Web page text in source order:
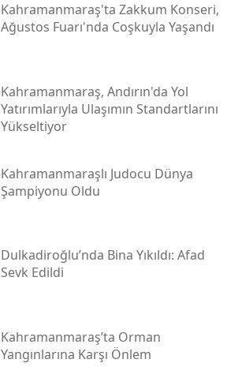
Kahramanmaraş'ta Zakkum Konseri,
Ağustos Fuarı'nda Coşkuyla Yaşandı
Kahramanmaraş, Andırın'da Yol
Yatırımlarıyla Ulaşımın Standartlarını
Yükseltiyor
Kahramanmaraşlı Judocu Dünya
Şampiyonu Oldu
Dulkadiroğlu’nda Bina Yıkıldı: Afad
Sevk Edildi
Kahramanmaraş’ta Orman
Yangınlarına Karşı Önlem